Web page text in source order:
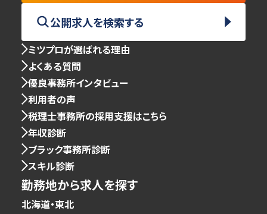
公開求人を検索する
ミツプロが選ばれる理由
よくある質問
優良事務所インタビュー
利用者の声
税理士事務所の採用支援はこちら
年収診断
ブラック事務所診断
スキル診断
勤務地から求人を探す
北海道・東北